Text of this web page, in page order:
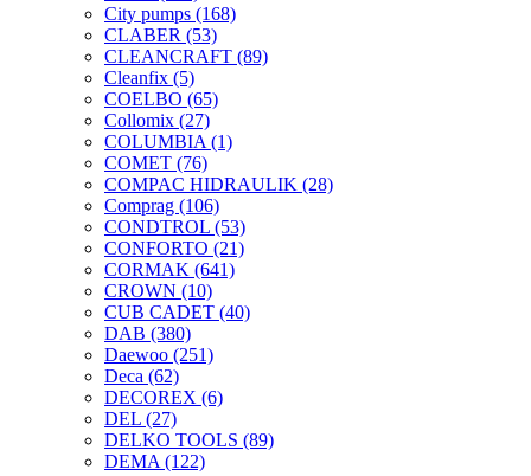
City pumps (168)
CLABER (53)
CLEANCRAFT (89)
Cleanfix (5)
COELBO (65)
Collomix (27)
COLUMBIA (1)
COMET (76)
COMPAC HIDRAULIK (28)
Comprag (106)
CONDTROL (53)
CONFORTO (21)
CORMAK (641)
CROWN (10)
CUB CADET (40)
DAB (380)
Daewoo (251)
Deca (62)
DECOREX (6)
DEL (27)
DELKO TOOLS (89)
DEMA (122)